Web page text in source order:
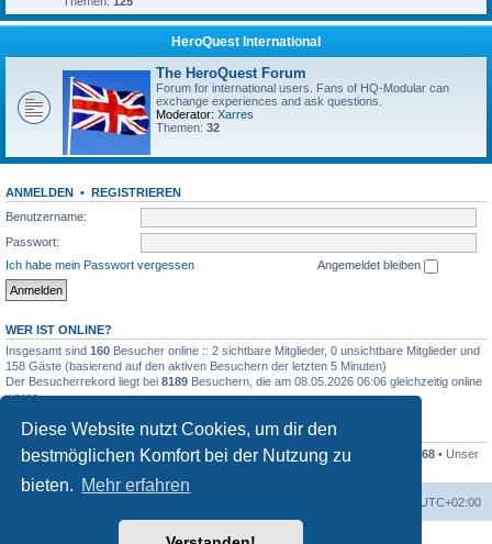
Diese Website nutzt Cookies, um dir den
bestmöglichen Komfort bei der Nutzung zu
bieten. Mehr erfahren
HeroQuest International
The HeroQuest Forum
Forum for international users. Fans of HQ-Modular can
exchange experiences and ask questions.
Moderator: Xarres
Themen: 32
ANMELDEN • REGISTRIEREN
Benutzername:
Passwort:
Ich habe mein Passwort vergessen
Angemeldet bleiben
WER IST ONLINE?
Insgesamt sind 160 Besucher online :: 2 sichtbare Mitglieder, 0 unsichtbare Mitglieder und
158 Gäste (basierend auf den aktiven Besuchern der letzten 5 Minuten)
Der Besucherrekord liegt bei 8189 Besuchern, die am 08.05.2026 06:06 gleichzeitig online
waren.
STATISTIK
Beiträge insgesamt41259• Themen insgesamt 1169• Mitglieder insgesamt 1268 • Unser
neuestes Mitglied:
UTC+02:00
Powered byphpBB® Forum Software © phpBB Limited